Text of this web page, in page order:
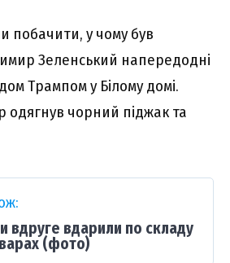
побачити, у чому був
Зеленський напередодні
Трампом у Білому домі.
одягнув чорний піджак та
вдруге вдарили по складу
(фото)